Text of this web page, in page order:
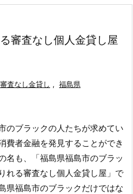
審査なし個人金貸し屋
審査なし金貸し , 福島県
のブラックの人たちが求めてい
費者金融を発見することができ
名も、「福島県福島市のブラッ
れる審査なし個人金貸し屋」で
県福島市のブラックだけではな